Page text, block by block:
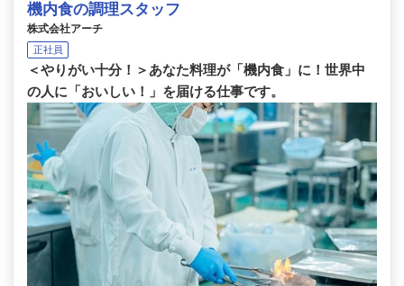
機内食の調理スタッフ
株式会社アーチ
正社員
＜やりがい十分！＞あなた料理が「機内食」に！世界中
の人に「おいしい！」を届ける仕事です。